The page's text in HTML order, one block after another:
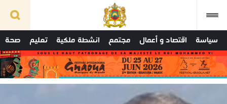
سياسة اقتصاد و أعمال مجتمع انشطة ملكية تعليم صحة